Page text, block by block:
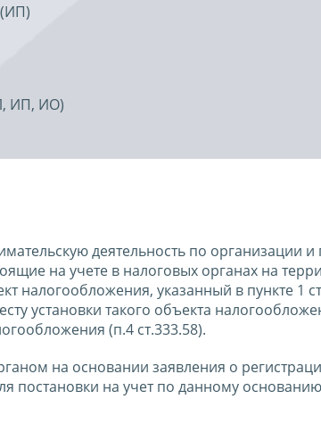
ИП, ИО)
деятельность по организации
на учете в налоговых органах на
налогообложения, указанный в пункте 1
установки такого объекта
(п.4 ст.333.58).
на основании заявления о
постановки на учет по данному